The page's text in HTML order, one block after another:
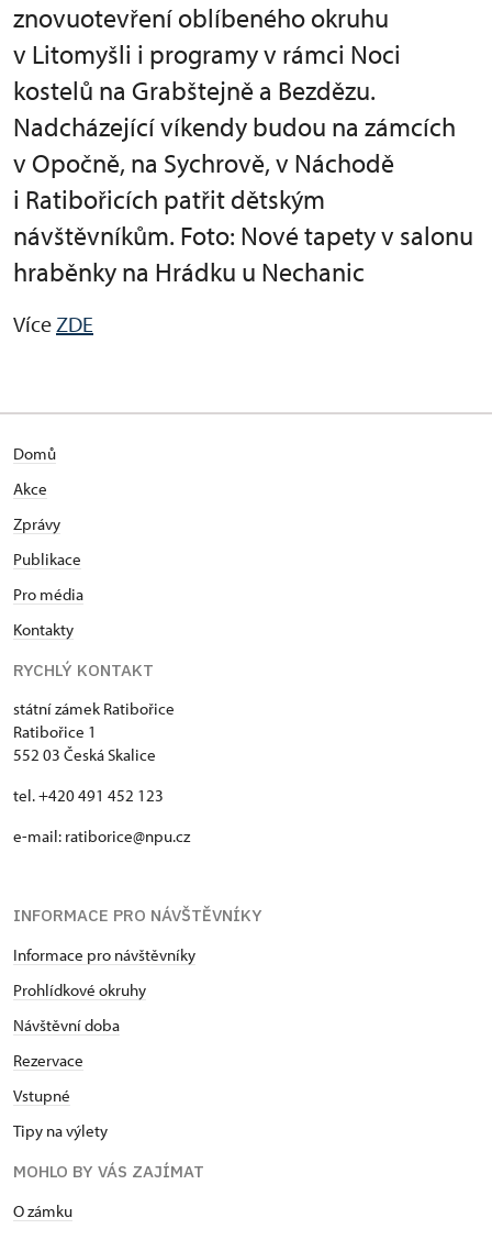
znovuotevření oblíbeného okruhu
v Litomyšli i programy v rámci Noci
kostelů na Grabštejně a Bezdězu.
Nadcházející víkendy budou na zámcích
v Opočně, na Sychrově, v Náchodě
i Ratibořicích patřit dětským
návštěvníkům. Foto: Nové tapety v salonu
hraběnky na Hrádku u Nechanic
VíceZDE
Domů
Akce
Zprávy
Publikace
Pro média
Kontakty
RYCHLÝ KONTAKT
státní zámek Ratibořice
Ratibořice 1
552 03 Česká Skalice
tel. +420 491 452 123
e-mail: ratiborice@npu.cz
INFORMACE PRO NÁVŠTĚVNÍKY
Informace pro návštěvníky
Prohlídkové okruhy
Návštěvní doba
Rezervace
Vstupné
Tipy na výlety
MOHLO BY VÁS ZAJÍMAT
O zámku